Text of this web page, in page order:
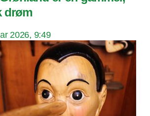
drøm
2026, 9:49